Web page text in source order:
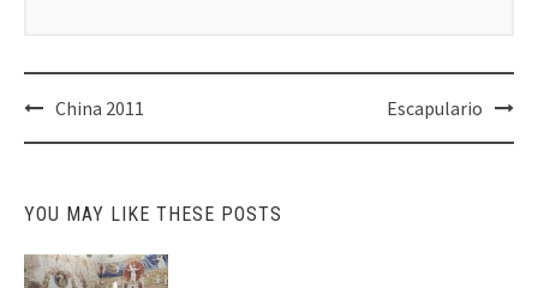
Post
navigation
China 2011 Escapulario
YOU MAY LIKE THESE POSTS